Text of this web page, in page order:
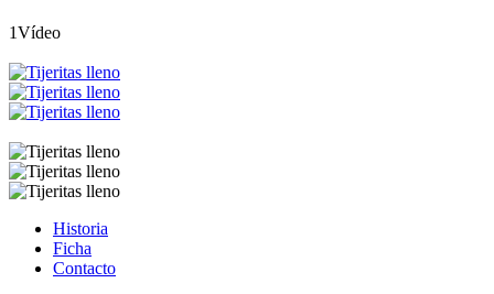
1Vídeo
Historia
Ficha
Contacto